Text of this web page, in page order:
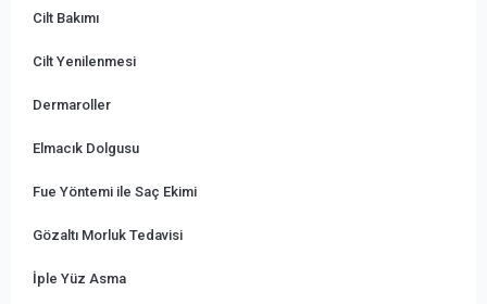
Cilt Bakımı
Cilt Yenilenmesi
Dermaroller
Elmacık Dolgusu
Fue Yöntemi ile Saç Ekimi
Gözaltı Morluk Tedavisi
İple Yüz Asma